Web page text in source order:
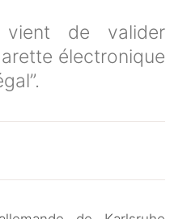
vient de valider
électronique